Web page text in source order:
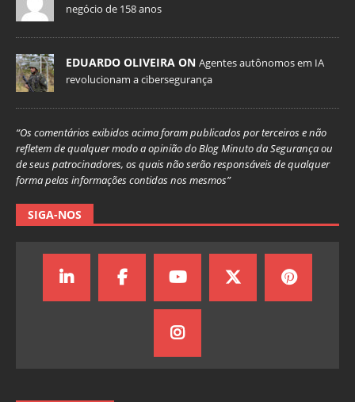
negócio de 158 anos
EDUARDO OLIVEIRA ON Agentes autônomos em IA
revolucionam a cibersegurança
“Os comentários exibidos acima foram publicados por terceiros e não
refletem de qualquer modo a opinião do Blog Minuto da Segurança ou
de seus patrocinadores, os quais não serão responsáveis de qualquer
forma pelas informações contidas nos mesmos”
SIGA-NOS